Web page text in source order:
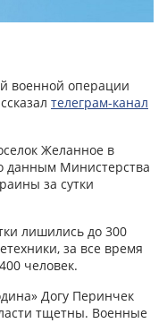
военной операции
телеграм-канал
Желанное в
данным Министерства
за сутки
лишились до 300
за все время
человек.
Догу Перинчек
тщетны. Военные